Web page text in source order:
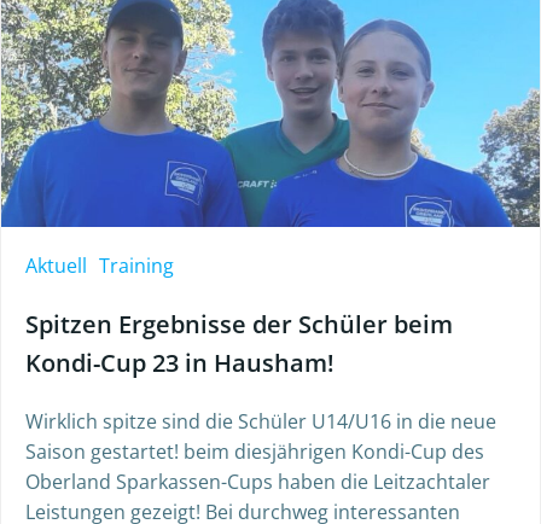
Aktuell Training
Spitzen Ergebnisse der Schüler beim
Kondi-Cup 23 in Hausham!
Wirklich spitze sind die Schüler U14/U16 in die neue
Saison gestartet! beim diesjährigen Kondi-Cup des
Oberland Sparkassen-Cups haben die Leitzachtaler
Leistungen gezeigt! Bei durchweg interessanten